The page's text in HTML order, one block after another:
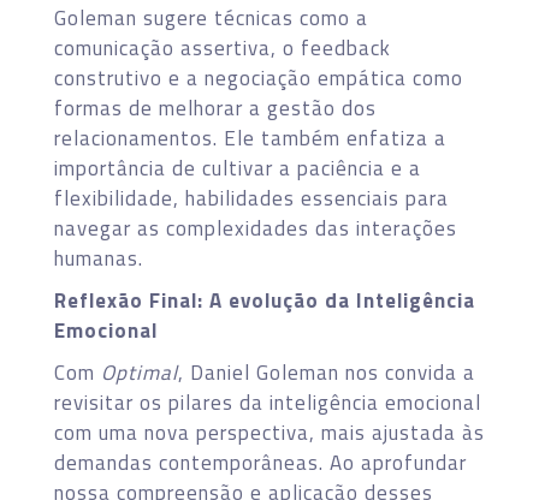
Goleman sugere técnicas como a
comunicação assertiva, o feedback
construtivo e a negociação empática como
formas de melhorar a gestão dos
relacionamentos. Ele também enfatiza a
importância de cultivar a paciência e a
flexibilidade, habilidades essenciais para
navegar as complexidades das interações
humanas.
Reflexão Final: A evolução da Inteligência
Emocional
Com Optimal, Daniel Goleman nos convida a
revisitar os pilares da inteligência emocional
com uma nova perspectiva, mais ajustada às
demandas contemporâneas. Ao aprofundar
nossa compreensão e aplicação desses